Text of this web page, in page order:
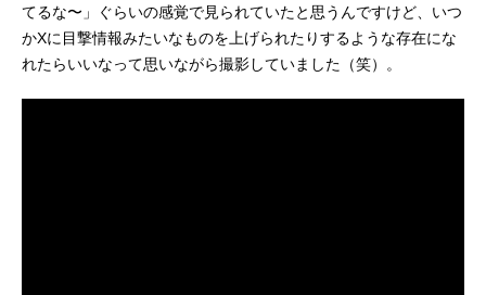
てるな〜」ぐらいの感覚で見られていたと思うんですけど、いつ
かXに目撃情報みたいなものを上げられたりするような存在にな
れたらいいなって思いながら撮影していました（笑）。